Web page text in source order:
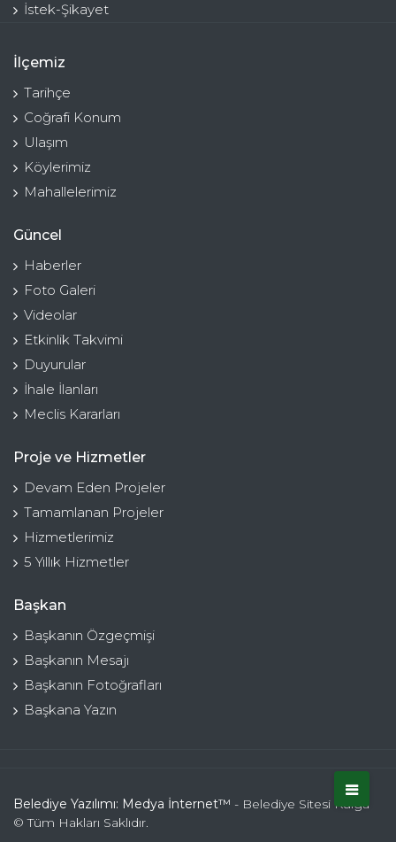
İstek-Şikayet
İlçemiz
Tarihçe
Coğrafi Konum
Ulaşım
Köylerimiz
Mahallelerimiz
Güncel
Haberler
Foto Galeri
Videolar
Etkinlik Takvimi
Duyurular
İhale İlanları
Meclis Kararları
Proje ve Hizmetler
Devam Eden Projeler
Tamamlanan Projeler
Hizmetlerimiz
5 Yıllık Hizmetler
Başkan
Başkanın Özgeçmişi
Başkanın Mesajı
Başkanın Fotoğrafları
Başkana Yazın
Belediye Yazılımı: Medya İnternet™ - Belediye Sitesi Kulga
© Tüm Hakları Saklıdır.